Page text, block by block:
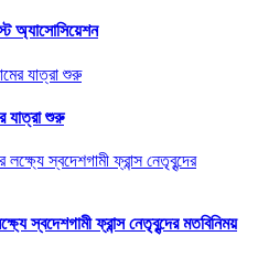
অ্যাসোসিয়েশন
যাত্রা শুরু
স্বদেশগামী ফ্রান্স নেতৃবৃন্দের মতবিনিময়